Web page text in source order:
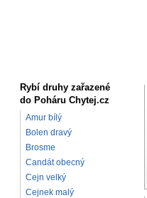
Rybí druhy zařazené
do Poháru Chytej.cz
Amur bílý
Bolen dravý
Brosme
Candát obecný
Cejn velký
Cejnek malý